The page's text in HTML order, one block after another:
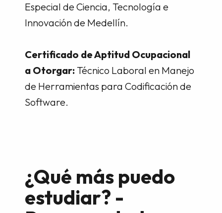
Especial de Ciencia, Tecnología e
Innovación de Medellín.
Certificado de Aptitud Ocupacional
a Otorgar: Técnico Laboral en Manejo
de Herramientas para Codificación de
Software.
¿Qué más puedo
estudiar? -